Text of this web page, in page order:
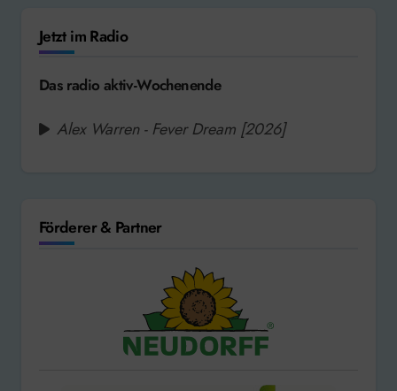
Jetzt im Radio
Das radio aktiv-Wochenende
Alex Warren - Fever Dream [2026]
Förderer & Partner